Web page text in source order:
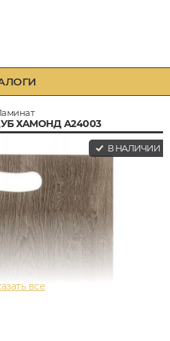
ХАМОНД А24003
В НАЛИЧИИ